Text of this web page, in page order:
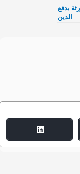
بدفع
الدين